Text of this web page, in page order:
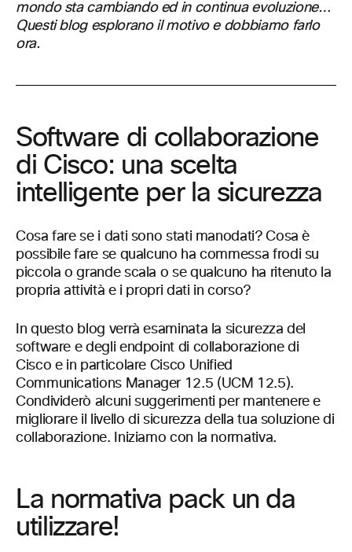
mondo sta cambiando ed in continua evoluzione…
Questi blog esplorano il motivo e dobbiamo farlo
ora.
Software di collaborazione
di Cisco: una scelta
intelligente per la sicurezza
Cosa fare se i dati sono stati manodati? Cosa è
possibile fare se qualcuno ha commessa frodi su
piccola o grande scala o se qualcuno ha ritenuto la
propria attività e i propri dati in corso?
In questo blog verrà esaminata la sicurezza del
software e degli endpoint di collaborazione di
Cisco e in particolare Cisco Unified
Communications Manager 12.5 (UCM 12.5).
Condividerò alcuni suggerimenti per mantenere e
migliorare il livello di sicurezza della tua soluzione di
collaborazione. Iniziamo con la normativa.
La normativa pack un da
utilizzare!